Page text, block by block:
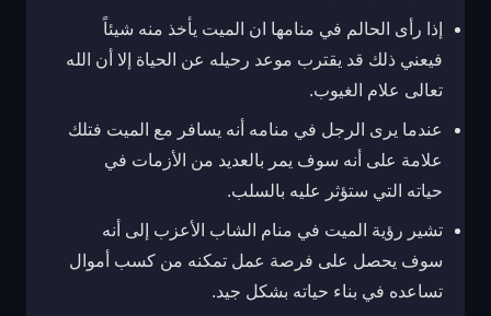
إذا رأى الحالم في منامها ان الميت يأخذ منه شيئاً
فيعني ذلك قد يقترب موعد رحيله عن الحياة إلا أن الله
تعالى علام الغيوب.
عندما يرى الرجل في منامه أنه يسافر مع الميت فتلك
علامة على أنه سوف يمر بالعديد من الأزمات في
حياته التي ستؤثر عليه بالسلب.
تشير رؤية الميت في منام الشاب الأعزب إلى أنه
سوف يحصل على فرصة عمل تمكنه من كسب أموال
تساعده في بناء حياته بشكل جيد.